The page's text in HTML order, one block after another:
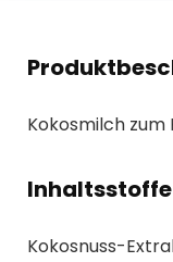
Kokosmilch zum
Kokosnuss-